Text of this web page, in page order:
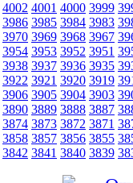
4002 4001 4000 3999
3986 3985 3984 3983
3970 3969 3968 3967
3954 3953 3952 3951
3938 3937 3936 3935
3922 3921 3920 3919
3906 3905 3904 3903
3890 3889 3888 3887
3874 3873 3872 3871
3858 3857 3856 3855
3842 3841 3840 3839